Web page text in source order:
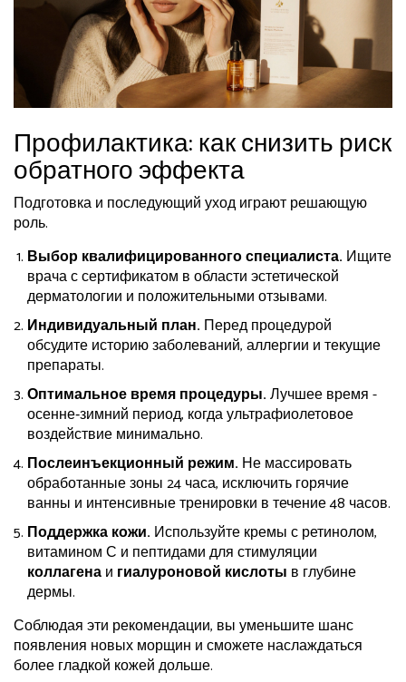
Профилактика: как снизить риск
обратного эффекта
Подготовка и последующий уход играют решающую
роль.
Выбор квалифицированного специалиста. Ищите
врача с сертификатом в области эстетической
дерматологии и положительными отзывами.
Индивидуальный план. Перед процедурой
обсудите историю заболеваний, аллергии и текущие
препараты.
Оптимальное время процедуры.Лучшее время -
осенне‑зимний период, когда ультрафиолетовое
воздействие минимально.
Послеинъекционный режим. Не массировать
обработанные зоны 24 часа, исключить горячие
ванны и интенсивные тренировки в течение 48 часов.
Поддержка кожи. Используйте кремы с ретинолом,
витамином С и пептидами для стимуляции
коллагенаи гиалуроновой кислоты в глубине
дермы.
Соблюдая эти рекомендации, вы уменьшите шанс
появления новых морщин и сможете наслаждаться
более гладкой кожей дольше.